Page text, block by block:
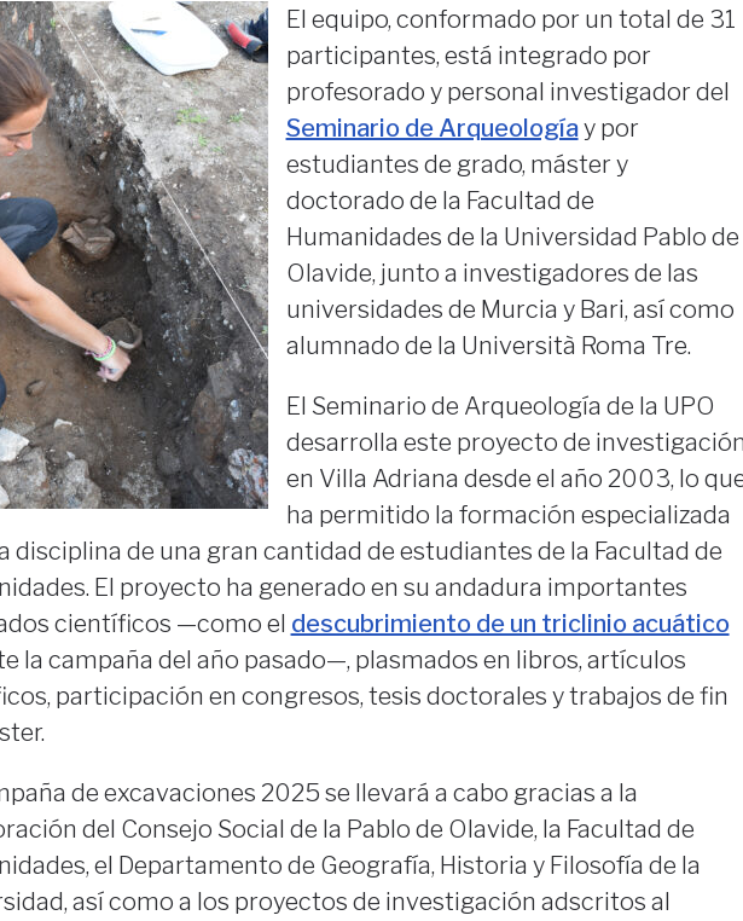
El equipo, conformado por un total de 31
participantes, está integrado por
profesorado y personal investigador del
Seminario de Arqueologíay por
estudiantes de grado, máster y
doctorado de la Facultad de
Humanidades de la Universidad Pablo de
Olavide, junto a investigadores de las
universidades de Murcia y Bari, así como
alumnado de la Università Roma Tre.
El Seminario de Arqueología de la UPO
desarrolla este proyecto de
en Villa Adriana desde el año 2003, lo
ha permitido la formación especializada
disciplina de una gran cantidad de estudiantes de la Facultad de
El proyecto ha generado en su andadura importantes
científicos —como el descubrimiento de un triclinio acuático
la campaña del año pasado—, plasmados en libros, artículos
participación en congresos, tesis doctorales y trabajos de fin
de excavaciones 2025 se llevará a cabo gracias a la
del Consejo Social de la Pablo de Olavide, la Facultad de
el Departamento de Geografía, Historia y Filosofía de la
así como a los proyectos de investigación adscritos al